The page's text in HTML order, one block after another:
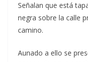
Señalan que está
negra sobre la calle
camino.
Aunado a ello se